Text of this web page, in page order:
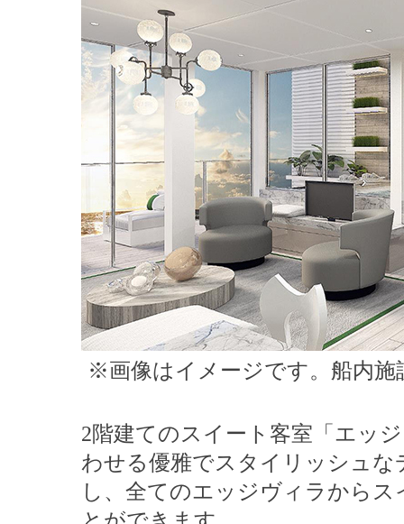
※画像はイメージです。船内
2階建てのスイート客室「エッ
わせる優雅でスタイリッシュ
し、全てのエッジヴィラから